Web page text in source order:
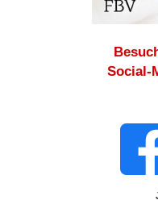
Social-